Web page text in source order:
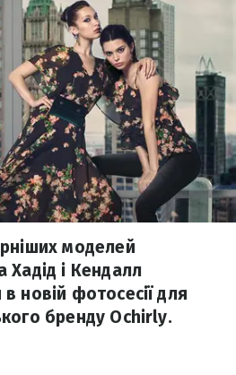
моделей
Хадід і Кендалл
новій фотосесії для
бренду Ochirly.